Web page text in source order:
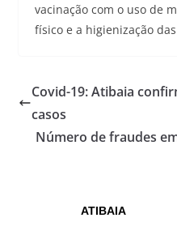
vacinação com o uso de
físico e a higienização
Covid-19: Atibaia
casos
Número de fraudes